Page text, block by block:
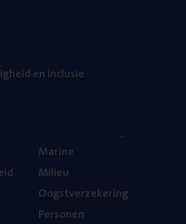
en inclusie
Mari­ne
Mili­eu
Oogst­ver­ze­ke­ring
Per­so­nen